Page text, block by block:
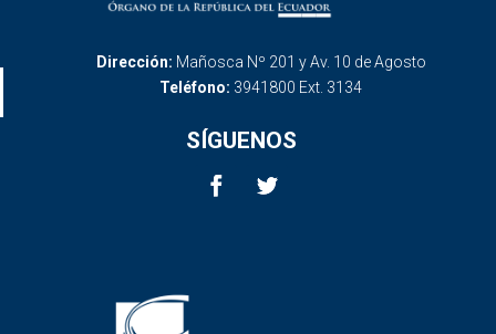
Dirección: Mañosca Nº 201 y Av. 10 de Agosto
Teléfono: 3941800 Ext. 3134
SÍGUENOS